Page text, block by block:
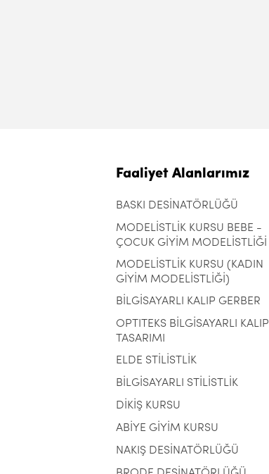
Faaliyet Alanlarımız
BASKI DESİNATÖRLÜĞÜ
MODELİSTLİK KURSU BEBE -
ÇOCUK GİYİM MODELİSTLİĞİ
MODELİSTLİK KURSU (KADIN
GİYİM MODELİSTLİĞİ)
BİLGİSAYARLI KALIP GERBER
OPTITEKS BİLGİSAYARLI KALIP
TASARIMI
ELDE STİLİSTLİK
BİLGİSAYARLI STİLİSTLİK
DİKİŞ KURSU
ABİYE GİYİM KURSU
NAKIŞ DESİNATÖRLÜĞÜ